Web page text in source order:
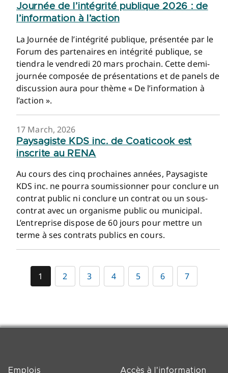
Journée de l’intégrité publique 2026 : de
l’information à l’action
La Journée de l’intégrité publique, présentée par le
Forum des partenaires en intégrité publique, se
tiendra le vendredi 20 mars prochain. Cette demi-
journée composée de présentations et de panels de
discussion aura pour thème « De l’information à
l’action ».
17 March, 2026
Paysagiste KDS inc. de Coaticook est
inscrite au RENA
Au cours des cinq prochaines années, Paysagiste
KDS inc. ne pourra soumissionner pour conclure un
contrat public ni conclure un contrat ou un sous-
contrat avec un organisme public ou municipal.
L’entreprise dispose de 60 jours pour mettre un
terme à ses contrats publics en cours.
1 2 3 4 5 6 7
Emplois Accès à l'information